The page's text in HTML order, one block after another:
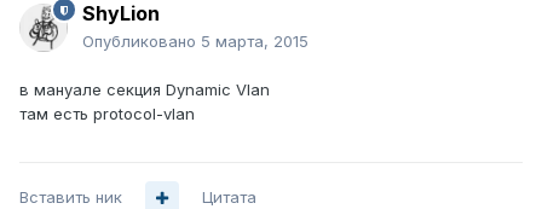
ShyLion
Опубликовано 5 марта, 2015
в мануале секция Dynamic Vlan
там есть protocol-vlan
Вставить ник Цитата